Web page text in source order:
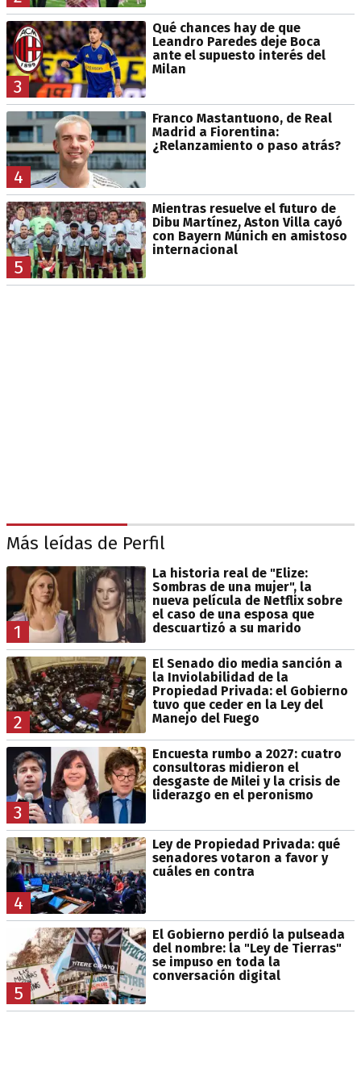
3
Qué chances hay de que
Leandro Paredes deje Boca
ante el supuesto interés del
Milan
4
Franco Mastantuono, de Real
Madrid a Fiorentina:
¿Relanzamiento o paso atrás?
5
Mientras resuelve el futuro de
Dibu Martínez, Aston Villa cayó
con Bayern Múnich en amistoso
internacional
Más leídas de Perfil
1
La historia real de "Elize:
Sombras de una mujer", la
nueva película de Netflix sobre
el caso de una esposa que
descuartizó a su marido
2
El Senado dio media sanción a
la Inviolabilidad de la
Propiedad Privada: el Gobierno
tuvo que ceder en la Ley del
Manejo del Fuego
3
Encuesta rumbo a 2027: cuatro
consultoras midieron el
desgaste de Milei y la crisis de
liderazgo en el peronismo
4
Ley de Propiedad Privada: qué
senadores votaron a favor y
cuáles en contra
5
El Gobierno perdió la pulseada
del nombre: la "Ley de Tierras"
se impuso en toda la
conversación digital